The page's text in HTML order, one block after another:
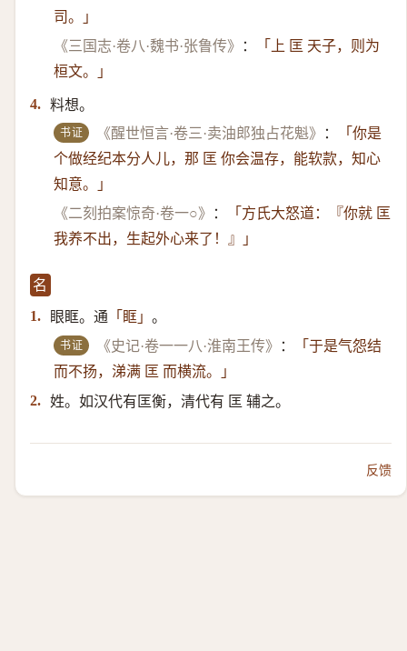
司。」
《三国志·卷八·魏书·张鲁传》
：
「上 匡 天子，则为
桓文。」
4. 料想。
书证 《醒世恒言·卷三·卖油郎独占花魁》 ：
「你是
个做经纪本分人儿，那 匡 你会温存，能软款，知心
知意。」
《二刻拍案惊奇·卷一○》
：
「方氏大怒道：『你就 匡
我养不出，生起外心来了！』」
名
1.
眼眶。通 「眶」 。
书证 《史记·卷一一八·淮南王传》 ：
「于是气怨结
而不扬，涕满 匡 而横流。」
2. 姓。如汉代有匡衡，清代有 匡 辅之。
反馈